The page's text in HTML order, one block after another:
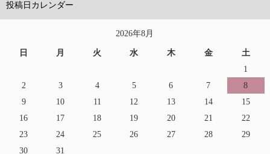
投稿日カレンダー
2026年8月
日 月 火 水 木 金
土
1
2
3 4 5 6 7
8
9
10 11 12 13 14
15
16
17 18 19 20 21
22
23
24 25 26 27 28
29
30
31